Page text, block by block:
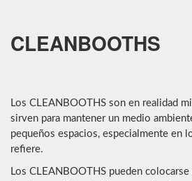
CLEANBOOTHS
Los CLEANBOOTHS son en realidad
sirven para mantener un medio
pequeños espacios, especialmente en
refiere.
Los CLEANBOOTHS pueden